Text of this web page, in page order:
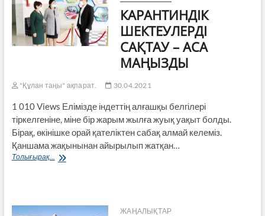
КАРАНТИНДІК
ШЕКТЕУЛЕРДІ
САҚТАУ – АСА
МАҢЫЗДЫ
"Құлан таңы" ақпарат. 30.04.2021
1 010 Views Елімізде індеттің алғашқы белгілері
тіркелгеніне, міне бір жарым жылға жуық уақыт болды.
Бірақ, өкінішке орай қателіктен сабақ алмай келеміз.
Қаншама жақынынан айырылып жатқан…
Толығырақ...
КАРАНТИНДІК
МАҢЫЗДЫ
ЖАҢАЛЫҚТАР